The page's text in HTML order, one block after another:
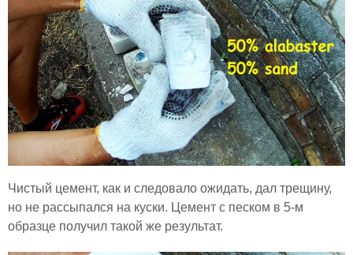
Чистый цемент, как и следовало ожидать, дал трещину,
но не рассыпался на куски. Цемент с песком в 5-м
образце получил такой же результат.